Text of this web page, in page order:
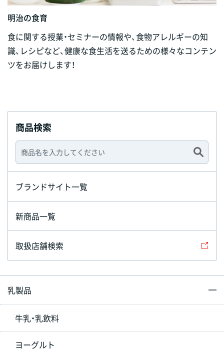
明治の食育
食に関する授業・セミナーの情報や、食物アレルギーの知
識、レシピなど、健康な食生活を送るための様々なコンテン
ツをお届けします！
商品検索
ブランドサイト一覧
新商品一覧
取扱店舗検索
乳製品
牛乳・乳飲料
ヨーグルト